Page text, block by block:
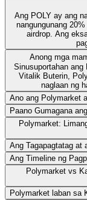
Ang POLY ay ang
nangungunang
airdrop. Ang
Anong mga
Sinusuportahan ang
Vitalik Buterin,
naglaan ng
Ano ang Polymarket
Paano Gumagana
Polymarket:
Ang Tagapagtatag at
Ang Timeline ng
Polymarket vs
Polymarket laban sa